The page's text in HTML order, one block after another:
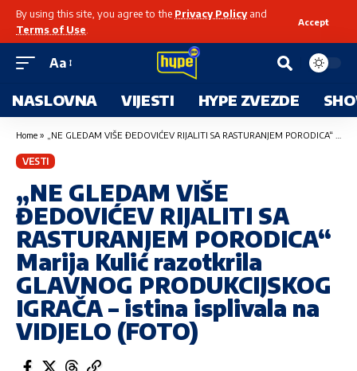
By using this site, you agree to the Privacy Policyand
Terms of Use
Accept
Aa
NASLOVNA VIJESTI HYPE ZVEZDE
Home » „NE GLEDAM VIŠE ĐEDOVIĆEV RIJALITI SA RASTURANJEM PORODICA“ Marija Kulić razotkrila GLAVNOG PRODUKCIJSKOG IGRAČA – istina isplivala na VIDJELO (FOTO)
VESTI
„NE GLEDAM VIŠE
ĐEDOVIĆEV RIJALITI SA
RASTURANJEM PORODICA“
Marija Kulić razotkrila
GLAVNOG PRODUKCIJSKOG
IGRAČA – istina isplivala na
VIDJELO (FOTO)